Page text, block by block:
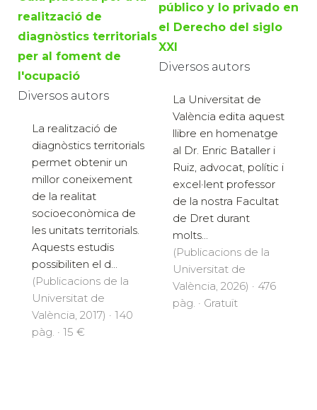
realització de
diagnòstics territorials
per al foment de
l'ocupació
Diversos autors
La realització de
diagnòstics territorials
permet obtenir un
millor coneixement
de la realitat
socioeconòmica de
les unitats territorials.
Aquests estudis
possibiliten el d...
(Publicacions de la
Universitat de
València, 2017) · 140
pàg. · 15 €
público y lo privado en
el Derecho del siglo
XXI
Diversos autors
La Universitat de
València edita aquest
llibre en homenatge
al Dr. Enric Bataller i
Ruiz, advocat, polític i
excel·lent professor
de la nostra Facultat
de Dret durant
molts...
(Publicacions de la
Universitat de
València, 2026) · 476
pàg. · Gratuït